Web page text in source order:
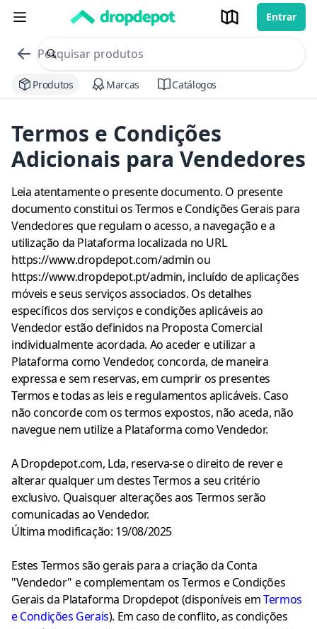
Entrar
commerce search no header
Procurar
Produtos Marcas Catálogos
Termos e Condições
Adicionais para Vendedores
Leia atentamente o presente documento. O presente
documento constitui os Termos e Condições Gerais para
Vendedores que regulam o acesso, a navegação e a
utilização da Plataforma localizada no URL
https://www.dropdepot.com/admin ou
https://www.dropdepot.pt/admin, incluído de aplicações
móveis e seus serviços associados. Os detalhes
específicos dos serviços e condições aplicáveis ao
Vendedor estão definidos na Proposta Comercial
individualmente acordada. Ao aceder e utilizar a
Plataforma como Vendedor, concorda, de maneira
expressa e sem reservas, em cumprir os presentes
Termos e todas as leis e regulamentos aplicáveis. Caso
não concorde com os termos expostos, não aceda, não
navegue nem utilize a Plataforma como Vendedor.
A Dropdepot.com, Lda, reserva-se o direito de rever e
alterar qualquer um destes Termos a seu critério
exclusivo. Quaisquer alterações aos Termos serão
comunicadas ao Vendedor.
Última modificação: 19/08/2025
Estes Termos são gerais para a criação da Conta
"Vendedor" e complementam os Termos e Condições
Gerais da Plataforma Dropdepot (disponíveis emTermos
e Condições Gerais). Em caso de conflito, as condições